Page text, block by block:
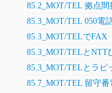
85.2_MOT/TEL 拠点間
85.3_MOT/TEL 050電
85.3_MOT/TELでFAX
85.3_MOT/TELとNTT
85.3_MOT/TELとラピ
85.7_MOT/TEL 留守番